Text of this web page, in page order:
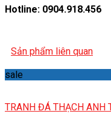
Hotline: 0904.918.456
Sản phẩm liên quan
sale
TRANH ĐÁ THẠCH ANH